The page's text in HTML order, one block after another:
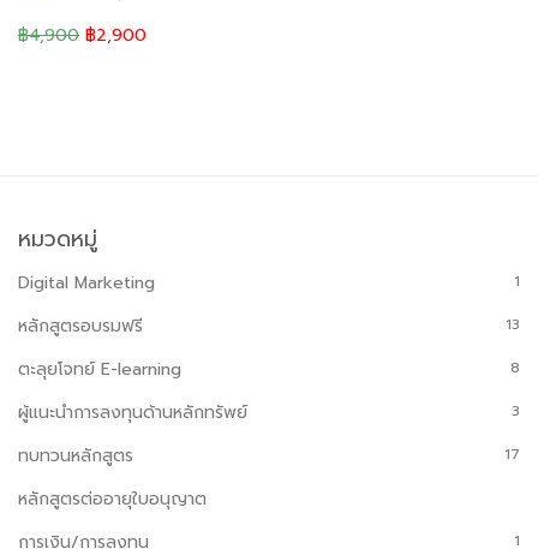
฿4,900 ฿2,900
หมวดหมู่
Digital Marketing 1
หลักสูตรอบรมฟรี 13
ตะลุยโจทย์ E-learning 8
ผู้แนะนำการลงทุนด้านหลักทรัพย์ 3
ทบทวนหลักสูตร 17
หลักสูตรต่ออายุใบอนุญาต
การเงิน/การลงทุน
1